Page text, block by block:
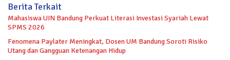
Berita Terkait
Mahasiswa UIN Bandung Perkuat Literasi Investasi Syariah Lewat
SPMS 2026
Fenomena Paylater Meningkat, Dosen UM Bandung Soroti Risiko
Utang dan Gangguan Ketenangan Hidup